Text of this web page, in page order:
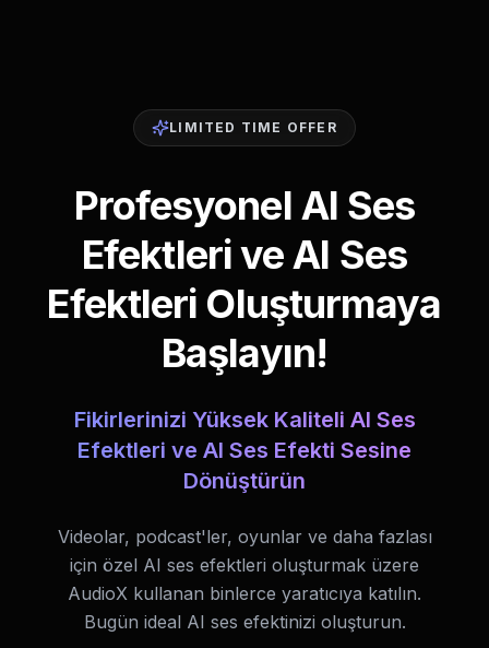
LIMITED TIME OFFER
Profesyonel AI Ses
Efektleri ve AI Ses
Efektleri Oluşturmaya
Başlayın!
Fikirlerinizi Yüksek Kaliteli AI Ses
Efektleri ve AI Ses Efekti Sesine
Dönüştürün
Videolar, podcast'ler, oyunlar ve daha fazlası
için özel AI ses efektleri oluşturmak üzere
AudioX kullanan binlerce yaratıcıya katılın.
Bugün ideal AI ses efektinizi oluşturun.